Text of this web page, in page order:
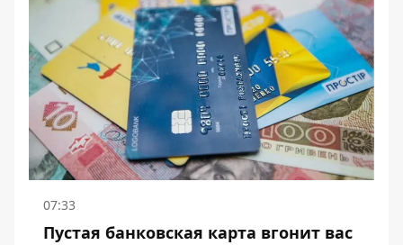
07:33
Пустая банковская карта вгонит вас